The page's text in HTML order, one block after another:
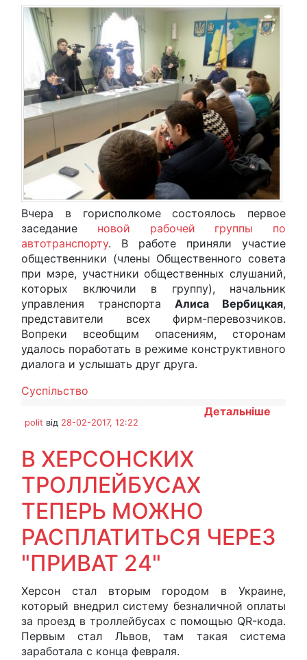
Вчера в горисполкоме состоялось первое
заседание новой рабочей группы по
автотранспорту. В работе приняли участие
общественники (члены Общественного совета
при мэре, участники общественных слушаний,
которых включили в группу), начальник
управления транспорта Алиса Вербицкая,
представители всех фирм-перевозчиков.
Вопреки всеобщим опасениям, сторонам
удалось поработать в режиме конструктивного
диалога и услышать друг друга.
Суспільство
Детальніше
polit від 28-02-2017, 12:22
В ХЕРСОНСКИХ
ТРОЛЛЕЙБУСАХ
ТЕПЕРЬ МОЖНО
РАСПЛАТИТЬСЯ ЧЕРЕЗ
"ПРИВАТ 24"
Херсон стал вторым городом в Украине,
который внедрил систему безналичной оплаты
за проезд в троллейбусах с помощью QR-кода.
Первым стал Львов, там такая система
заработала с конца февраля.